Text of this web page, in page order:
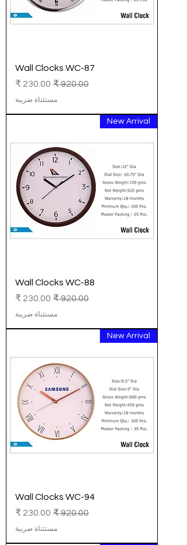
Wall Clocks WC-87
سعر عاديسعر البيع
مستثناة ضريبة
New Arrival
Wall Clocks WC-88
سعر عاديسعر البيع
مستثناة ضريبة
New Arrival
Wall Clocks WC-94
سعر عاديسعر البيع
مستثناة ضريبة